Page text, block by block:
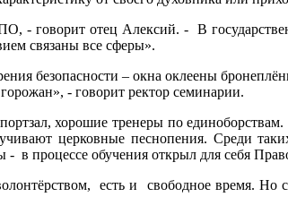
говорит отец Алексий. - В
связаны все сферы».
безопасности – окна оклеены
- говорит ректор семинарии.
хорошие тренеры по
церковные песнопения. Среди
процессе обучения открыл для себя
есть и свободное время. Но